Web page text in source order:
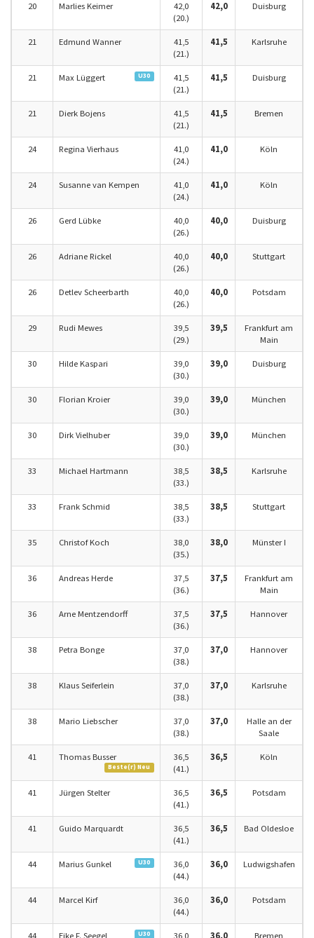
20 Marlies Keimer
42,0
(20.)
42,0 Duisburg
21 Edmund Wanner
41,5
(21.)
41,5 Karlsruhe
21 Max Lüggert U30
41,5
(21.)
41,5 Duisburg
21 Dierk Bojens
41,5
(21.)
41,5 Bremen
24 Regina Vierhaus
41,0
(24.)
41,0 Köln
24 Susanne van Kempen
41,0
(24.)
41,0 Köln
26 Gerd Lübke
40,0
(26.)
40,0 Duisburg
26 Adriane Rickel
40,0
(26.)
40,0 Stuttgart
26 Detlev Scheerbarth
40,0
(26.)
40,0 Potsdam
29 Rudi Mewes
39,5
(29.)
39,5
Frankfurt am
Main
30 Hilde Kaspari
39,0
(30.)
39,0 Duisburg
30 Florian Kroier
39,0
(30.)
39,0 München
30 Dirk Vielhuber
39,0
(30.)
39,0 München
33 Michael Hartmann
38,5
(33.)
38,5 Karlsruhe
33 Frank Schmid
38,5
(33.)
38,5 Stuttgart
35 Christof Koch
38,0
(35.)
38,0 Münster I
36 Andreas Herde
37,5
(36.)
37,5
Frankfurt am
Main
36 Arne Mentzendorff
37,5
(36.)
37,5 Hannover
38 Petra Bonge
37,0
(38.)
37,0 Hannover
38 Klaus Seiferlein
37,0
(38.)
37,0 Karlsruhe
38 Mario Liebscher
37,0
(38.)
37,0
Halle an der
Saale
41 Thomas Busser
Beste(r) Neu
36,5
(41.)
36,5 Köln
41 Jürgen Stelter
36,5
(41.)
36,5 Potsdam
41 Guido Marquardt
36,5
(41.)
36,5 Bad Oldesloe
44 Marius Gunkel U30
36,0
(44.)
36,0 Ludwigshafen
44 Marcel Kirf
36,0
(44.)
36,0 Potsdam
44 Eike F. Seegel U30 36,0 36,0 Bremen